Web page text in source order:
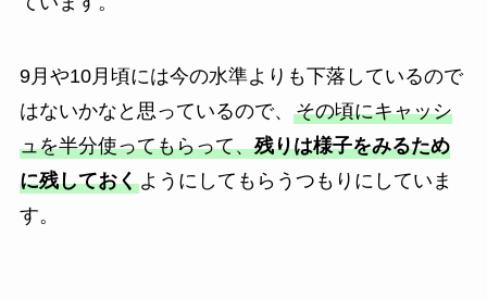
9月や10月頃には今の水準よりも下落しているので
はないかなと思っているので、 その頃にキャッシ
ュを半分使ってもらって、残りは様子をみるため
に残しておくようにしてもらうつもりにしていま
す。